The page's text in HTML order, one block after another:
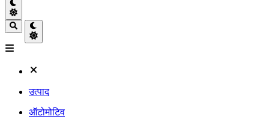
उत्पाद
ऑटोमोटिव